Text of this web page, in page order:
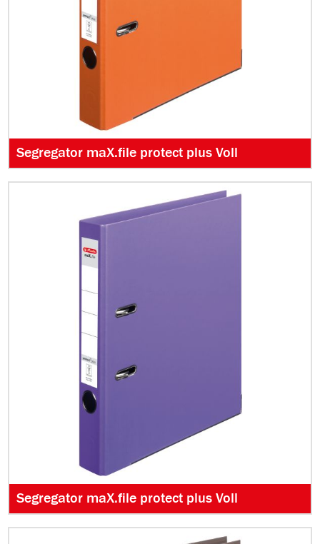
Segregator maX.file protect plus Voll
Segregator maX.file protect plus Voll